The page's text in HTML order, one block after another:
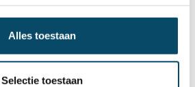
Alles toestaan
Selectie toestaan
VAPH - PC 319.01, begeleider
functie in een stimulerende